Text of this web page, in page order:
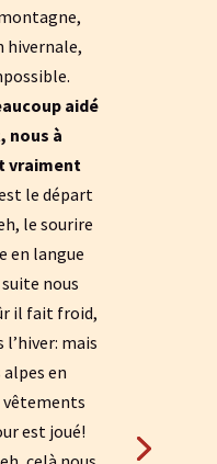
hivernale,
aidé
nous à
vraiment
le départ
le sourire
en langue
nous
il fait froid,
l’hiver: mais
en
vêtements
est joué!